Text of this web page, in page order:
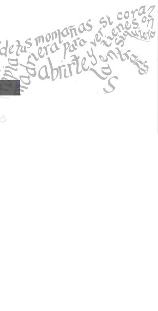
a b